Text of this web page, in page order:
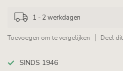
1 - 2 werkdagen
Toevoegen om te vergelijken Deel
SINDS 1946